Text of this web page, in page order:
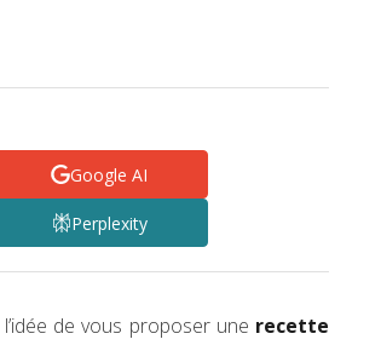
Google AI
Perplexity
de vous proposer une recette